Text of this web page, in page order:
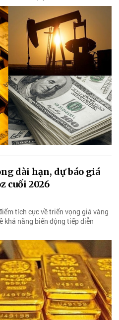
dài hạn, dự báo giá
cuối 2026
tích cực về triển vọng giá vàng
khả năng biến động tiếp diễn